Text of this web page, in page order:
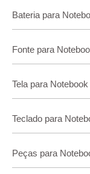
Bateria para
Fonte para
Tela para Notebook
Teclado para
Peças para